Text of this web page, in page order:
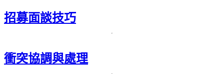
招募面談技巧
衝突協調與處理